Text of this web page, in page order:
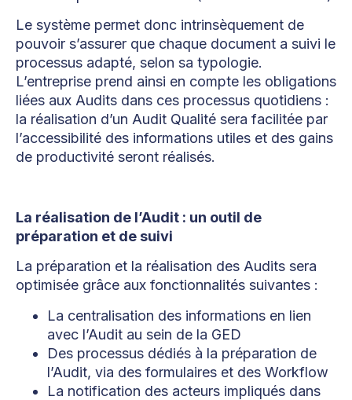
Le système permet donc intrinsèquement de
pouvoir s’assurer que chaque document a suivi le
processus adapté, selon sa typologie.
L’entreprise prend ainsi en compte les obligations
liées aux Audits dans ces processus quotidiens :
la réalisation d’un Audit Qualité sera facilitée par
l’accessibilité des informations utiles et des gains
de productivité seront réalisés.
La réalisation de l’Audit : un outil de
préparation et de suivi
La préparation et la réalisation des Audits sera
optimisée grâce aux fonctionnalités suivantes :
La centralisation des informations en lien
avec l’Audit au sein de la GED
Des processus dédiés à la préparation de
l’Audit, via des formulaires et des Workflow
La notification des acteurs impliqués dans